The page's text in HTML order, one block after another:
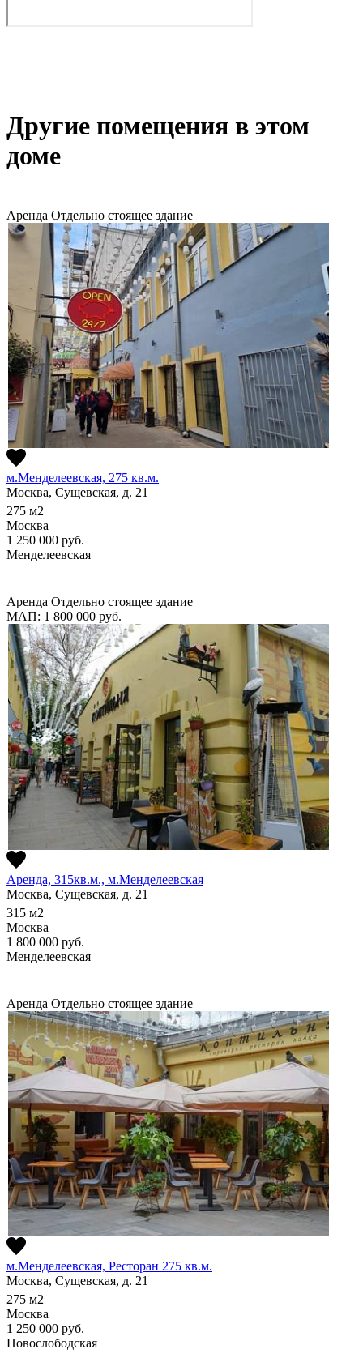
Другие помещения в этом
доме
Аренда Отдельно стоящее здание
м.Менделеевская, 275 кв.м.
Москва, Сущевская, д. 21
275 м2
Москва
1 250 000 руб.
Менделеевская
Аренда Отдельно стоящее здание
МАП: 1 800 000 руб.
Аренда, 315кв.м., м.Менделеевская
Москва, Сущевская, д. 21
315 м2
Москва
1 800 000 руб.
Менделеевская
Аренда Отдельно стоящее здание
м.Менделеевская, Ресторан 275 кв.м.
Москва, Сущевская, д. 21
275 м2
Москва
1 250 000 руб.
Новослободская